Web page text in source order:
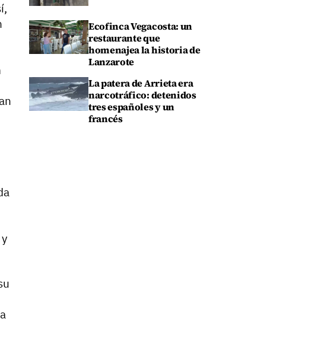
Ecofinca Vegacosta: un
restaurante que
homenajea la historia de
Lanzarote
La patera de Arrieta era
narcotráfico: detenidos
tres españoles y un
francés